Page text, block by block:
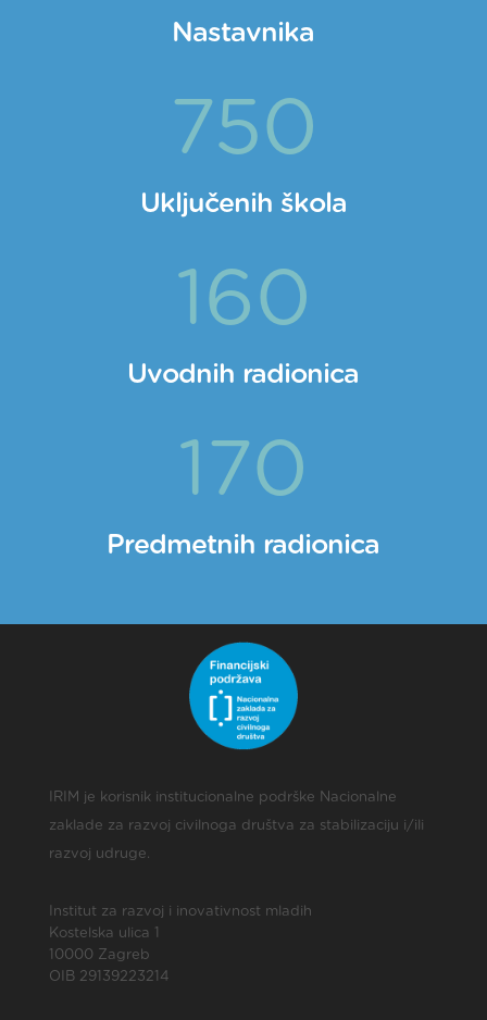
Nastavnika
750
Uključenih škola
160
Uvodnih radionica
170
Predmetnih radionica
IRIM je korisnik institucionalne podrške Nacionalne
zaklade za razvoj civilnoga društva za stabilizaciju i/ili
razvoj udruge.
Institut za razvoj i inovativnost mladih
Kostelska ulica 1
10000 Zagreb
OIB 29139223214